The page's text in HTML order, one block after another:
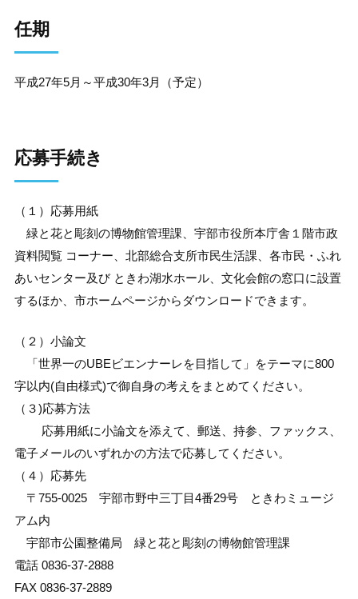
任期
平成27年5月～平成30年3月（予定）
応募手続き
（１）応募用紙
緑と花と彫刻の博物館管理課、宇部市役所本庁舎１階市政
資料閲覧 コーナー、北部総合支所市民生活課、各市民・ふれ
あいセンター及び ときわ湖水ホール、文化会館の窓口に設置
するほか、市ホームページからダウンロードできます。
（２）小論文
「世界一のUBEビエンナーレを目指して」をテーマに800
字以内(自由様式)で御自身の考えをまとめてください。
（３)応募方法
応募用紙に小論文を添えて、郵送、持参、ファックス、
電子メールのいずれかの方法で応募してください。
（４）応募先
〒755-0025 宇部市野中三丁目4番29号 ときわミュージ
アム内
宇部市公園整備局 緑と花と彫刻の博物館管理課
電話 0836-37-2888
FAX 0836-37-2889